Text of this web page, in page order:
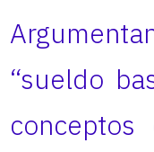
“sueldo